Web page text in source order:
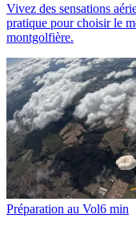
Vivez des sensations
pratique pour choisir le
montgolfière.
Préparation au Vol6 min